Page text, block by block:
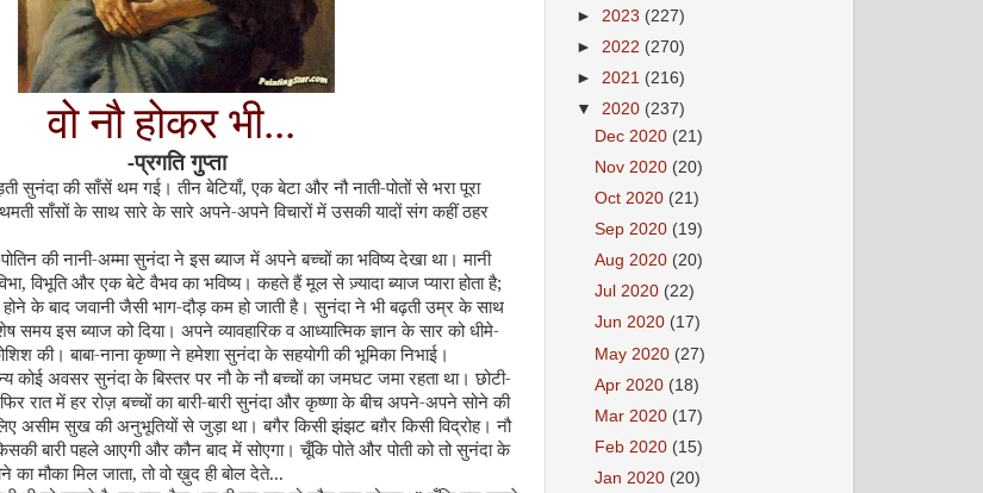
वो नौ होकर भी...
-प्रगति गुप्ता
सुनंदा कीसाँसेंथम गई। तीन बेटियाँ, एक बेटा और नौ नाती-पोतों से भरा पूरा
साँसों के साथ सारे के सारे अपने-अपने विचारों में उसकी यादों संग कहीं ठहर
पोतिन की नानी-अम्मा सुनंदा ने इस ब्याज में अपने बच्चों का भविष्य देखा था। मानी
विभूति और एक बेटे वैभव का भविष्य। कहते हैं मूल से ज़्यादा ब्याज प्यारा होता है;
के बाद जवानी जैसी भाग-दौड़ कम हो जाती है। सुनंदा ने भी बढ़ती उम्र के साथ
समय इस ब्याज को दिया। अपनेव्यावहारिक व आध्यात्मिक ज्ञान के सार को धीमे-
की। बाबा-नाना कृष्णा ने हमेशा सुनंदा के सहयोगी की भूमिका निभाई।
कोई अवसर सुनंदा के बिस्तर पर नौ के नौ बच्चों का जमघट जमा रहता था। छोटी-
रात में हर रोज़ बच्चों का बारी-बारी सुनंदा और कृष्णा के बीच अपने-अपने सोने की
असीम सुख की अनुभूतियों से जुड़ा था। बगैर किसी झंझट बग़ैर किसी विद्रोह। नौ
बारी पहले आएगी और कौन बाद में सोएगा।चूँकि पोते और पोती को तो सुनंदा के
का मौका मिल जाता, तो वो ख़ुद ही बोल देते...
► 2023 (227)
► 2022 (270)
► 2021 (216)
▼ 2020 (237)
Dec 2020 (21)
Nov 2020 (20)
Oct 2020 (21)
Sep 2020 (19)
Aug 2020 (20)
Jul 2020 (22)
Jun 2020 (17)
May 2020 (27)
Apr 2020 (18)
Mar 2020 (17)
Feb 2020 (15)
Jan 2020 (20)
अगस्त 2008